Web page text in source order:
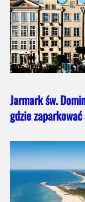
Jarmark św.
gdzie